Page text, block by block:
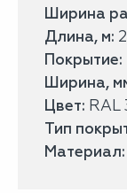
Ширина
Длина, м:
Покрытие:
Ширина,
Цвет: RAL
Тип
Материал: